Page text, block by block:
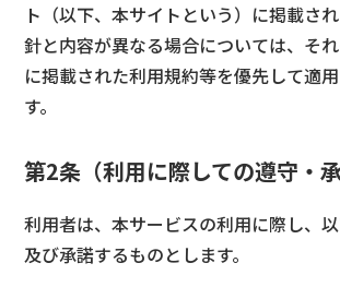
ト（以下、本サイトという）に掲載さ
針と内容が異なる場合については、そ
に掲載された利用規約等を優先して適
す。
第2条（利用に際しての遵守・承
利用者は、本サービスの利用に際し、
及び承諾するものとします。